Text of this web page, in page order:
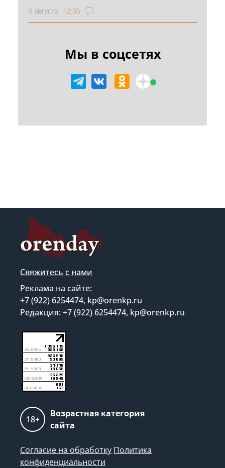
6 августа 12:35
Мы в соцсетях
Свяжитесь с нами
Реклама на сайте:
+7 (922) 6254474, kp@orenkp.ru
Редакция: +7 (922) 6254474, kp@orenkp.ru
18+
Возрастная категория
сайта
Согласие на обработку Политика
конфиденциальности